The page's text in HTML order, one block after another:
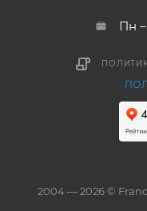
Пн –
2004 — 2026 ©